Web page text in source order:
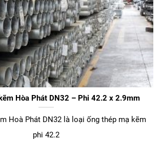
Hòa Phát DN32 – Phi 42.2 x 2.9mm
Hoà Phát DN32 là loại ống thép mạ kẽm
phi 42.2